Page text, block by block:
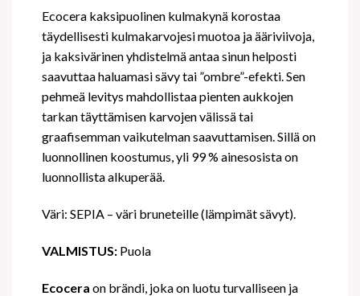
Ecocera kaksipuolinen kulmakynä korostaa
täydellisesti kulmakarvojesi muotoa ja ääriviivoja,
ja kaksivärinen yhdistelmä antaa sinun helposti
saavuttaa haluamasi sävy tai ”ombre”-efekti. Sen
pehmeä levitys mahdollistaa pienten aukkojen
tarkan täyttämisen karvojen välissä tai
graafisemman vaikutelman saavuttamisen. Sillä on
luonnollinen koostumus, yli 99 % ainesosista on
luonnollista alkuperää.
Väri: SEPIA – väri bruneteille (lämpimät sävyt).
VALMISTUS: Puola
Ecocera on brändi, joka on luotu turvalliseen ja